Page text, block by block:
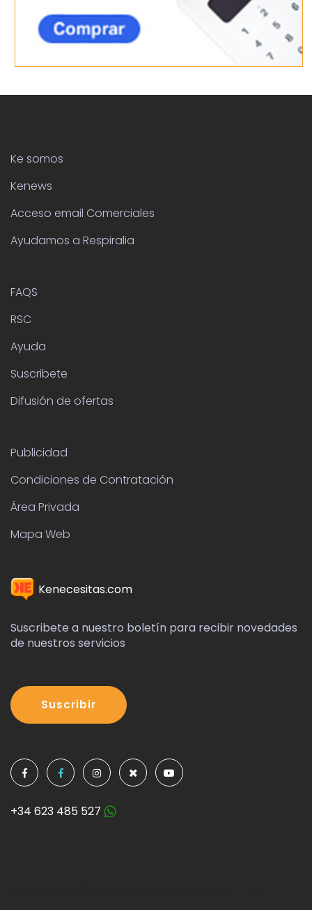
Ke somos
Kenews
Acceso email Comerciales
Ayudamos a Respiralia
FAQS
RSC
Ayuda
Suscribete
Difusión de ofertas
Publicidad
Condiciones de Contratación
Área Privada
Mapa Web
Kenecesitas.com
Suscribete a nuestro boletín para recibir novedades
de nuestros servicios
Suscribir
+34 623 485 527